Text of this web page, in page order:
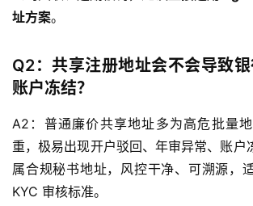
答
区
生
态
合
作
伙
伴
址方案。
Q2：共享注册地址会不会导致银
账户冻结？
A2：普通廉价共享地址多为高危批量
重，极易出现开户驳回、年审异常、账
属合规秘书地址，风控干净、可溯源，
KYC 审核标准。